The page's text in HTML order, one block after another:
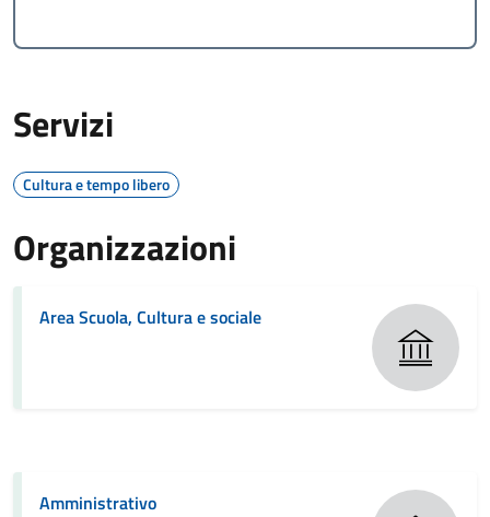
Servizi
Cultura e tempo libero
Organizzazioni
Area Scuola, Cultura e sociale
Amministrativo